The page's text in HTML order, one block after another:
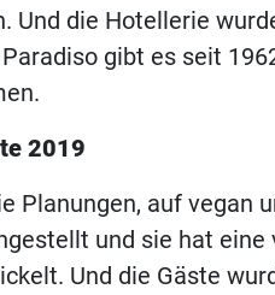
Und die Hotellerie
gibt es seit
2019
Planungen, auf vegan
und sie hat eine
Und die Gäste